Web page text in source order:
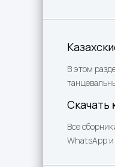
В этом
Скачать
Все
WhatsApp и